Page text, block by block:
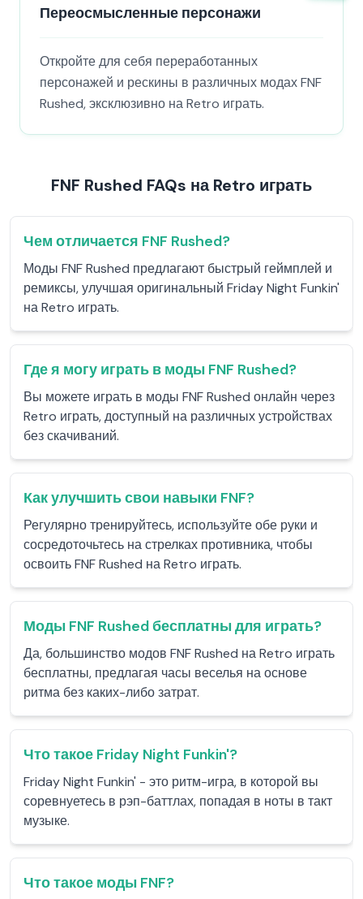
Переосмысленные персонажи
Откройте для себя переработанных
персонажей и рескины в различных модах FNF
Rushed, эксклюзивно на Retro играть.
FNF Rushed FAQs на Retro играть
Чем отличается FNF Rushed?
Моды FNF Rushed предлагают быстрый геймплей и
ремиксы, улучшая оригинальный Friday Night Funkin'
на Retro играть.
Где я могу играть в моды FNF Rushed?
Вы можете играть в моды FNF Rushed онлайн через
Retro играть, доступный на различных устройствах
без скачиваний.
Как улучшить свои навыки FNF?
Регулярно тренируйтесь, используйте обе руки и
сосредоточьтесь на стрелках противника, чтобы
освоить FNF Rushed на Retro играть.
Моды FNF Rushed бесплатны для играть?
Да, большинство модов FNF Rushed на Retro играть
бесплатны, предлагая часы веселья на основе
ритма без каких-либо затрат.
Что такое Friday Night Funkin'?
Friday Night Funkin' - это ритм-игра, в которой вы
соревнуетесь в рэп-баттлах, попадая в ноты в такт
музыке.
Что такое моды FNF?